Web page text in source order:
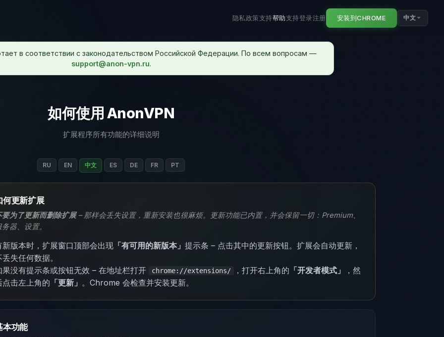
隐私政策支持帮助支持登录注册 安装到CHROME 中文
в соответствии с законодательством Российской Федерации. По всем вопросам —
support@anon-vpn.ru.
如何使用 AnonVPN
扩展程序所有功能的详细说明
RU EN 中文 ES DE FR PT
何更新扩展
要为了更新而删除扩展– 那样会丢失设置，重新安装也很麻烦。更新功能已内置，并会保留一切：Premium、
器、设置。
新版本时，扩展窗口顶部会出现 「有可用的新版本」 提示条 – 点击其中的更新按钮。扩展会自动更新，
丢失任何数据。
果没有提示条或按钮无效 – 在地址栏打开
chrome://extensions/ ，打开右上角的 「开发者模式」
，然
点击左上角的 「更新」 。Chrome 会检查并安装更新。
本功能